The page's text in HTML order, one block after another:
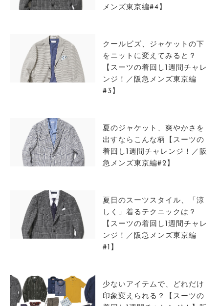
メンズ東京編#4】
クールビズ、ジャケットの下
をニットに変えてみると？
【スーツの着回し1週間チャレ
ンジ！／阪急メンズ東京編
#3】
夏のジャケット、爽やかさを
出すならこんな柄【スーツの
着回し1週間チャレンジ！／阪
急メンズ東京編#2】
夏日のスーツスタイル、「涼
しく」着るテクニックは？
【スーツの着回し1週間チャレ
ンジ！／阪急メンズ東京編
#1】
少ないアイテムで、どれだけ
印象変えられる？【スーツの